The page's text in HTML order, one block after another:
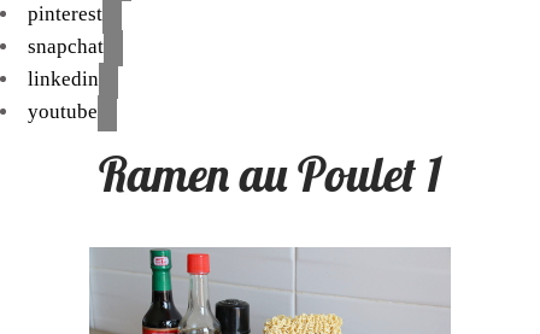
pinterest
snapchat
linkedin
youtube
Ramen au Poulet 1